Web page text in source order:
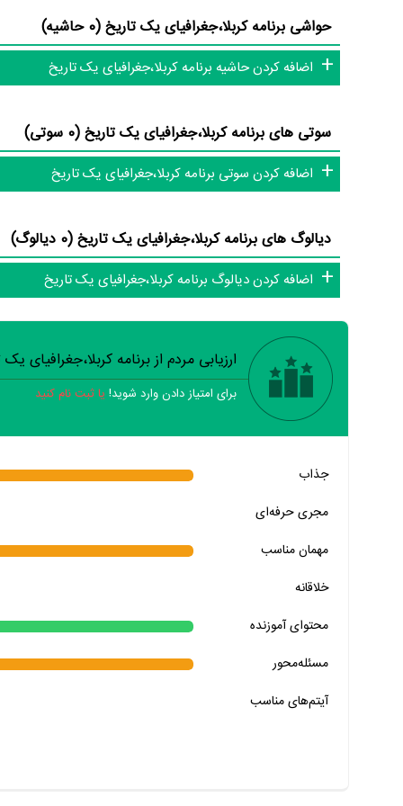
تلویزیون و تئاتر را کامل و کامل‌تر کنیم.
حواشی برنامه کربلا،جغرافیای یک تاریخ (0 حاشیه)
اضافه کردن حاشیه برنامه کربلا،جغرافیای یک تاریخ
سوتی های برنامه کربلا،جغرافیای یک تاریخ (0 سوتی)
اضافه کردن سوتی برنامه کربلا،جغرافیای یک تاریخ
دیالوگ های برنامه کربلا،جغرافیای یک تاریخ (0 دیالوگ)
اضافه کردن دیالوگ برنامه کربلا،جغرافیای یک تاریخ
خیر تقریبا
خیر بله
خیر
خیر تقریبا بله
خیر بله
ارزیابی مردم از برنامه کربلا،جغرافیای
برای امتیاز دادن وارد شوید! یا ثبت نام کنید
جذاب
مجری حرفه‌ای
مهمان‌ مناسب
خلاقانه
محتوای آموزنده
مسئله‌محور
آیتم‌های مناسب